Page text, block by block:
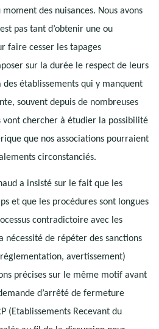
des nuisances. Nous avons
pas tant d’obtenir une ou
faire cesser les tapages
sur la durée le respect de leurs
établissements qui y manquent
souvent depuis de nombreuses
vont chercher à étudier la possibilité
que nos associations pourraient
circonstanciés.
a insisté sur le fait que les
et que les procédures sont longues
contradictoire avec les
nécessité de répéter des sanctions
avertissement)
précises sur le même motif avant
d’arrêté de fermeture
(Etablissements Recevant du